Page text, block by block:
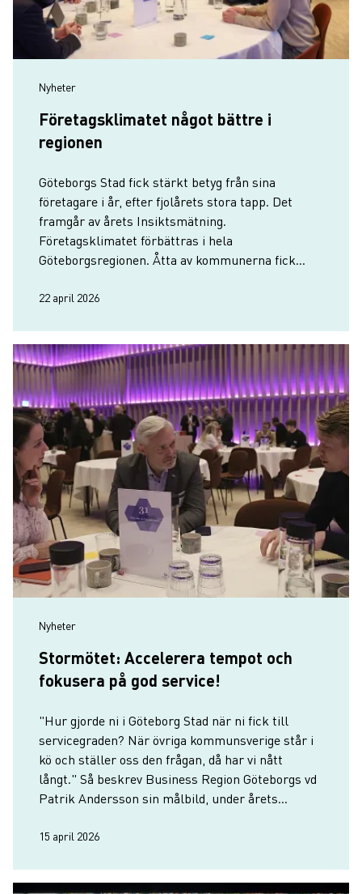
Nyheter
Företagsklimatet något bättre i
regionen
Göteborgs Stad fick stärkt betyg från sina
företagare i år, efter fjolårets stora tapp. Det
framgår av årets Insiktsmätning.
Företagsklimatet förbättras i hela
Göteborgsregionen. Åtta av kommunerna fick
22 april 2026
Nyheter
Stormötet: Accelerera tempot och
fokusera på god service!
"Hur gjorde ni i Göteborg Stad när ni fick till
servicegraden? När övriga kommunsverige står i
kö och ställer oss den frågan, då har vi nått
långt." Så beskrev Business Region Göteborgs vd
Patrik Andersson sin målbild, under årets
tjänstepersoner och studenter.
15 april 2026